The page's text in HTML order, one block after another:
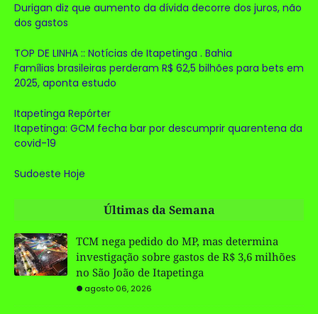
Durigan diz que aumento da dívida decorre dos juros, não
dos gastos
TOP DE LINHA :: Notícias de Itapetinga . Bahia
Famílias brasileiras perderam R$ 62,5 bilhões para bets em
2025, aponta estudo
Itapetinga Repórter
Itapetinga: GCM fecha bar por descumprir quarentena da
covid-19
Sudoeste Hoje
Últimas da Semana
TCM nega pedido do MP, mas determina
investigação sobre gastos de R$ 3,6 milhões
no São João de Itapetinga
agosto 06, 2026